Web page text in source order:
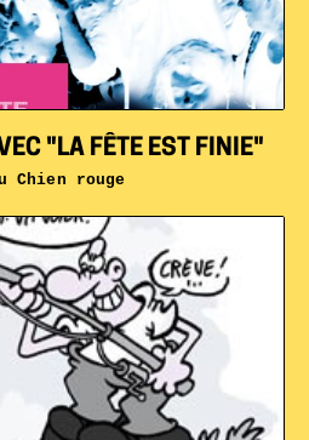
"LA FÊTE EST FINIE"
Chien rouge